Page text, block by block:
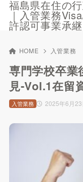
福島県在住の
｜入管業務
許認可事業承
HOME 入管業務
専門学校卒業
見-Vol.1在留
2025年6月23
入管業務